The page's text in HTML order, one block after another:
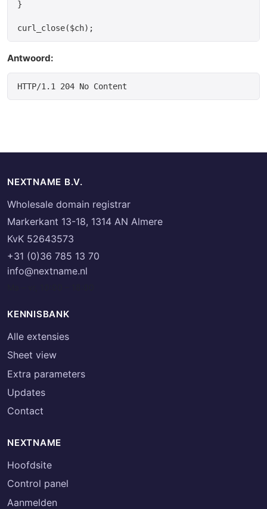
}
Antwoord:
NEXTNAME B.V.
Wholesale domain registrar
Markerkant 13-18, 1314 AN Almere
KvK 52643573
+31 (0)36 785 13 70
info@nextname.nl
KENNISBANK
Alle extensies
Sheet view
Extra parameters
Updates
Contact
NEXTNAME
Hoofdsite
Control panel
Aanmelden